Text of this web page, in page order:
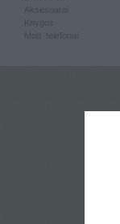
Knygos
Mob. telefonai